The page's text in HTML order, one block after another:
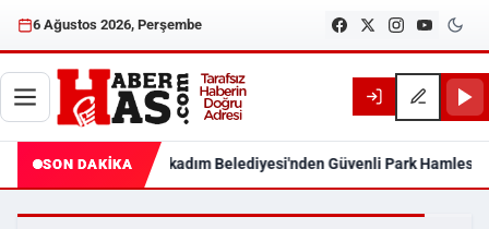
6 Ağustos 2026, Perşembe
SON DAKİKA İlkadım Belediyesi'nden Güvenli Park